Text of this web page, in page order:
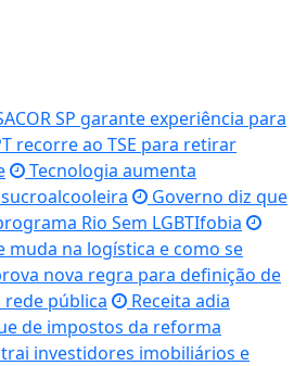
SP garante experiência para
recorre ao TSE para retirar
Tecnologia aumenta
Governo diz que
Rio Sem LGBTIfobia
muda na logística e como se
nova regra para definição de
pública
Receita adia
de impostos da reforma
investidores imobiliários e